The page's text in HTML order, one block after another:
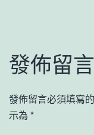
發佈留言
發佈留言必須填寫
示為 *